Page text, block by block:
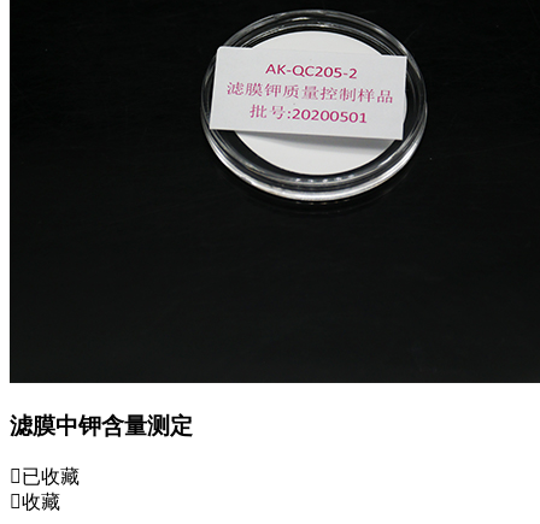
滤膜中钾含量测定
已收藏
收藏